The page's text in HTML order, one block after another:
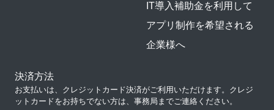
IT導入補助金を利用して
アプリ制作を希望される
企業様へ
決済方法
お支払いは、クレジットカード決済がご利用いただけます。クレジ
ットカードをお持ちでない方は、事務局までご連絡ください。